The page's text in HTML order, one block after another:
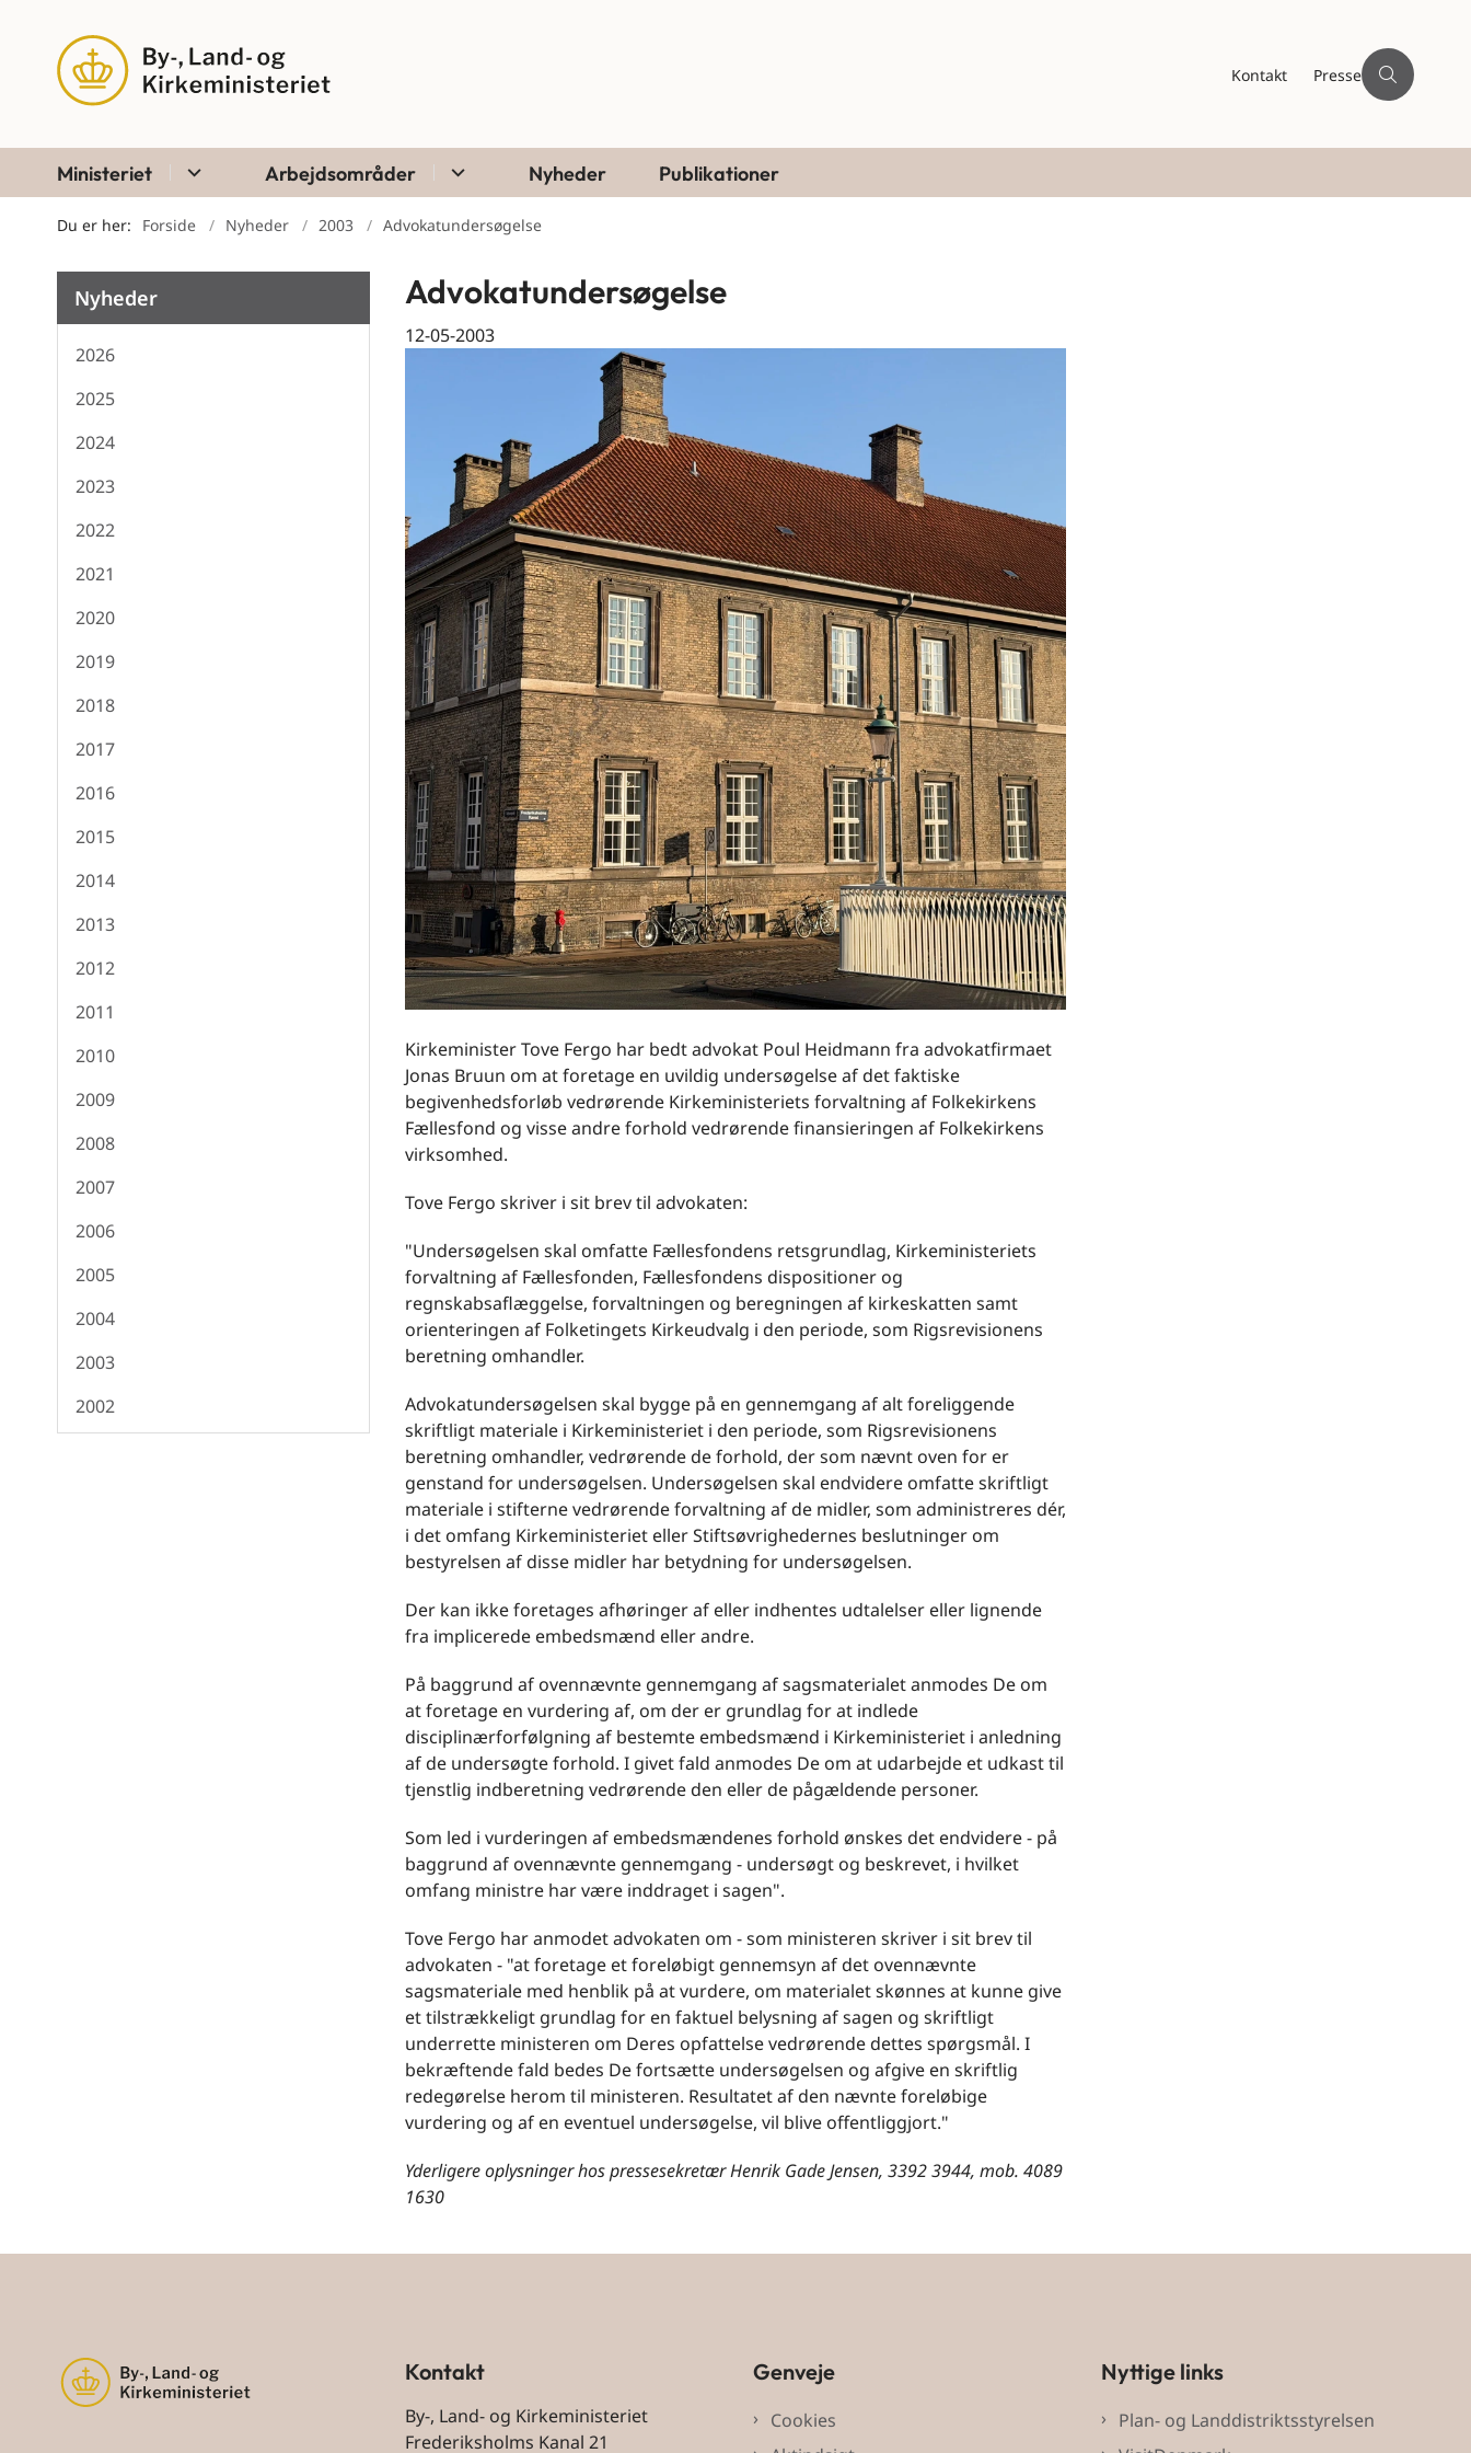
Kontakt Presse
Ministeriet Arbejdsområder Nyheder Publikationer
Du er her: Forside Nyheder 2003 Advokatundersøgelse
Nyheder
2026
2025
2024
2023
2022
2021
2020
2019
2018
2017
2016
2015
2014
2013
2012
2011
2010
2009
2008
2007
2006
2005
2004
2003
2002
Advokatundersøgelse
12-05-2003
Kirkeminister Tove Fergo har bedt advokat Poul Heidmann fra advokatfirmaet
Jonas Bruun om at foretage en uvildig undersøgelse af det faktiske
begivenhedsforløb vedrørende Kirkeministeriets forvaltning af Folkekirkens
Fællesfond og visse andre forhold vedrørende finansieringen af Folkekirkens
virksomhed.
Tove Fergo skriver i sit brev til advokaten:
"Undersøgelsen skal omfatte Fællesfondens retsgrundlag, Kirkeministeriets
forvaltning af Fællesfonden, Fællesfondens dispositioner og
regnskabsaflæggelse, forvaltningen og beregningen af kirkeskatten samt
orienteringen af Folketingets Kirkeudvalg i den periode, som Rigsrevisionens
beretning omhandler.
Advokatundersøgelsen skal bygge på en gennemgang af alt foreliggende
skriftligt materiale i Kirkeministeriet i den periode, som Rigsrevisionens
beretning omhandler, vedrørende de forhold, der som nævnt oven for er
genstand for undersøgelsen. Undersøgelsen skal endvidere omfatte skriftligt
materiale i stifterne vedrørende forvaltning af de midler, som administreres dér,
i det omfang Kirkeministeriet eller Stiftsøvrighedernes beslutninger om
bestyrelsen af disse midler har betydning for undersøgelsen.
Der kan ikke foretages afhøringer af eller indhentes udtalelser eller lignende
fra implicerede embedsmænd eller andre.
På baggrund af ovennævnte gennemgang af sagsmaterialet anmodes De om
at foretage en vurdering af, om der er grundlag for at indlede
disciplinærforfølgning af bestemte embedsmænd i Kirkeministeriet i anledning
af de undersøgte forhold. I givet fald anmodes De om at udarbejde et udkast til
tjenstlig indberetning vedrørende den eller de pågældende personer.
Som led i vurderingen af embedsmændenes forhold ønskes det endvidere - på
baggrund af ovennævnte gennemgang - undersøgt og beskrevet, i hvilket
omfang ministre har være inddraget i sagen".
Tove Fergo har anmodet advokaten om - som ministeren skriver i sit brev til
advokaten - "at foretage et foreløbigt gennemsyn af det ovennævnte
sagsmateriale med henblik på at vurdere, om materialet skønnes at kunne give
et tilstrækkeligt grundlag for en faktuel belysning af sagen og skriftligt
underrette ministeren om Deres opfattelse vedrørende dettes spørgsmål. I
bekræftende fald bedes De fortsætte undersøgelsen og afgive en skriftlig
redegørelse herom til ministeren. Resultatet af den nævnte foreløbige
vurdering og af en eventuel undersøgelse, vil blive offentliggjort."
Yderligere oplysninger hos pressesekretær Henrik Gade Jensen, 3392 3944, mob. 4089
1630
Kontakt
By-, Land- og Kirkeministeriet
Frederiksholms Kanal 21
Genveje
Cookies
Nyttige links
Plan- og Landdistriktsstyrelsen